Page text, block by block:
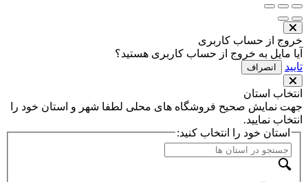
خروج از حساب کاربری
آیا مایل به خروج از حساب کاربری هستید؟
تایید
انصراف
انتخاب استان
جهت نمایش صحیح فروشگاه های محلی لطفا شهر و استان خود را
انتخاب نمایید.
استان خود را انتخاب کنید: